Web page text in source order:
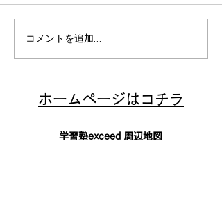
コメントを追加…
​ホームページはコチラ
学習塾exceed 周辺地図